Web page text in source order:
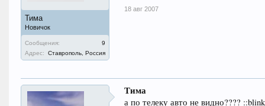
Тима
Новичок
Сообщения:
9
Адрес:
Ставрополь, Россия
18 авг 2007
Тима
а по телеку авто не видно????